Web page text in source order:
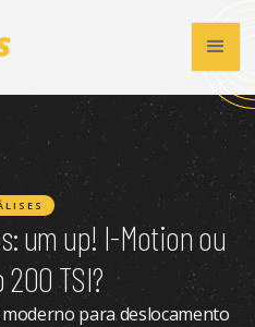
um up! I-Motion ou
200 TSI?
para deslocamento